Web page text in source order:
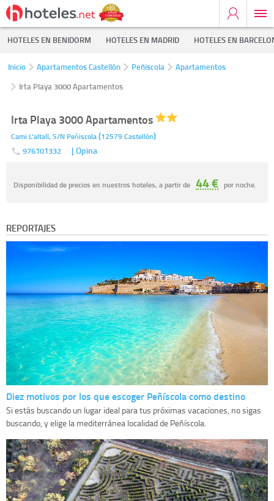
HOTELES EN BENIDORM HOTELES EN MADRID HOTELES EN
Inicio Apartamentos Castellón Peñiscola
Apartamentos
Irta Playa 3000 Apartamentos
Irta Playa 3000 Apartamentos
Cami L'altall, S/N Peñiscola(12579Castellón)
976101332 | Opina
Disponibilidad de precios en nuestros hoteles, a partir de 44 € por noche.
REPORTAJES
Diez motivos por los que escoger Peñíscola como destino
Si estás buscando un lugar ideal para tus próximas vacaciones, no sigas
buscando, y elige la mediterránea localidad de Peñíscola.